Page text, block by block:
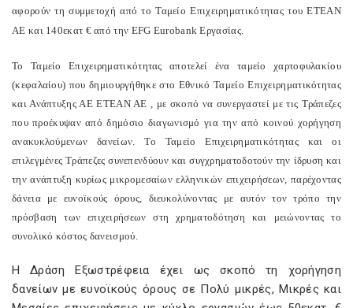
αφορούν τη συμμετοχή από το Ταμείο Επιχειρηματικότητας του ΕΤΕΑΝ
ΑΕ και 140εκατ € από την EFG Eurobank Εργασίας.
Το Ταμείο Επιχειρηματικότητας αποτελεί ένα ταμείο χαρτοφυλακίου
(κεφαλαίου) που δημιουργήθηκε στο Εθνικό Ταμείο Επιχειρηματικότητας
και Ανάπτυξης ΑΕ ΕΤΕΑΝ ΑΕ , με σκοπό να συνεργαστεί με τις Τράπεζες
που προέκυψαν από δημόσιο διαγωνισμό για την από κοινού χορήγηση
ανακυκλούμενων δανείων. Το Ταμείο Επιχειρηματικότητας και οι
επιλεγμένες Τράπεζες συνεπενδύουν και συγχρηματοδοτούν την ίδρυση και
την ανάπτυξη κυρίως μικρομεσαίων ελληνικών επιχειρήσεων, παρέχοντας
δάνεια με ευνοϊκούς όρους, διευκολύνοντας με αυτόν τον τρόπο την
πρόσβαση των επιχειρήσεων στη χρηματοδότηση και μειώνοντας το
συνολικό κόστος δανεισμού.
Η Δράση Εξωστρέφεια έχει ως σκοπό τη χορήγηση
δανείων με ευνοϊκούς όρους σε Πολύ μικρές, Μικρές και